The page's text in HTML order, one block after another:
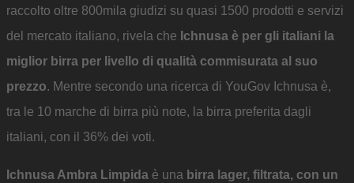
raccolto oltre 800mila giudizi su quasi 1500 prodotti e servizi
del mercato italiano, rivela che Ichnusa è per gli italiani la
miglior birra per livello di qualità commisurata al suo
prezzo. Mentre secondo una ricerca di YouGov Ichnusa è,
tra le 10 marche di birra più note, la birra preferita dagli
italiani, con il 36% dei voti.
Ichnusa Ambra Limpida è una birra lager, filtrata, con un